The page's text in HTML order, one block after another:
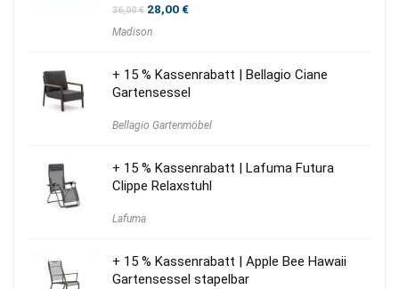
36,00€ Ursprünglicher
war:
28,00€Aktueller
Madison
+ 15 % Kassenrabatt | Bellagio Ciane
Gartensessel
Bellagio Gartenmöbel
+ 15 % Kassenrabatt | Lafuma Futura
Clippe Relaxstuhl
Lafuma
+ 15 % Kassenrabatt | Apple Bee Hawaii
Gartensessel stapelbar